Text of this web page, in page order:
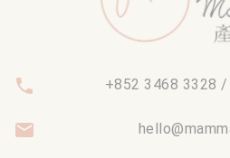
phone +852 3468 3328
email